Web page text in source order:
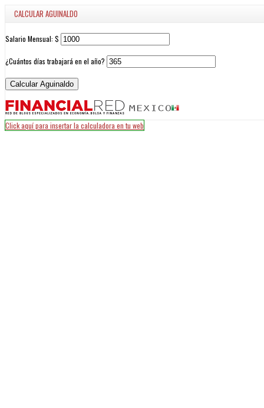
CALCULAR AGUINALDO
Salario Mensual: $
¿Cuántos días trabajará en el año?
Click aquí para insertar la calculadora en tu web